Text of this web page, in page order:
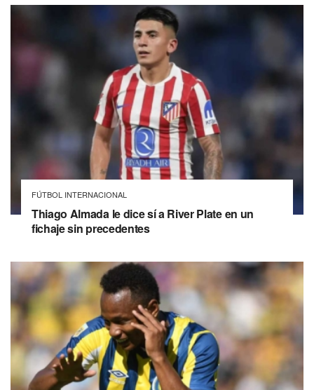
FÚTBOL INTERNACIONAL
Thiago Almada le dice sí a River Plate en un
fichaje sin precedentes